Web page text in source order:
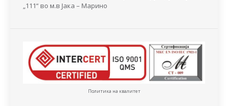
„111“ во м.в Јака – Марино
Политика на квалитет